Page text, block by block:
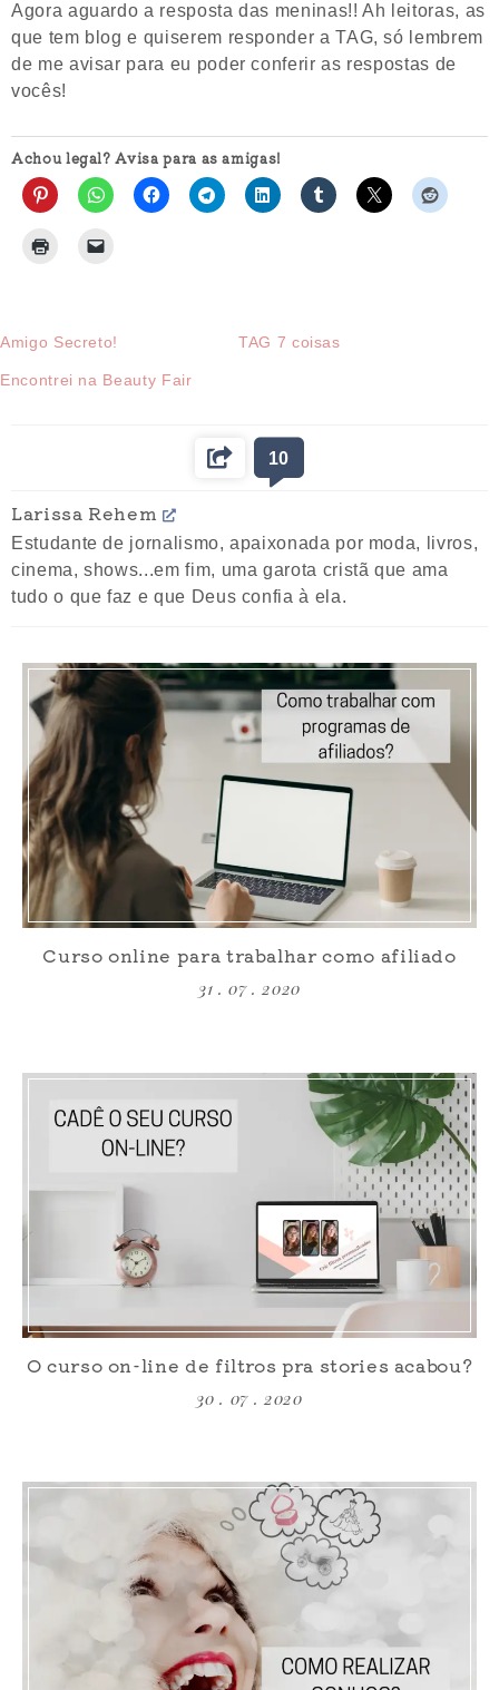
Agora aguardo a resposta das meninas!! Ah leitoras, as
que tem blog e quiserem responder a TAG, só lembrem
de me avisar para eu poder conferir as respostas de
vocês!
Achou legal? Avisa para as amigas!
Amigo Secreto! TAG 7 coisas
Encontrei na Beauty Fair
10
Larissa Rehem
Estudante de jornalismo, apaixonada por moda, livros,
cinema, shows...em fim, uma garota cristã que ama
tudo o que faz e que Deus confia à ela.
Curso online para trabalhar como afiliado
31 . 07 . 2020
O curso on-line de filtros pra stories acabou?
30 . 07 . 2020